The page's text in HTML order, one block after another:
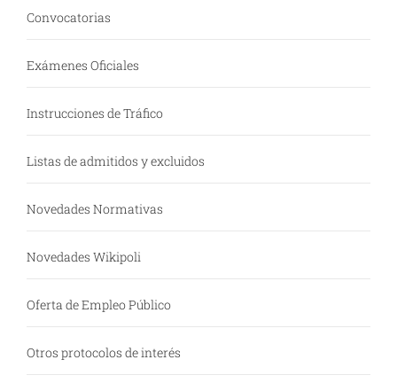
Convocatorias
Exámenes Oficiales
Instrucciones de Tráfico
Listas de admitidos y excluidos
Novedades Normativas
Novedades Wikipoli
Oferta de Empleo Público
Otros protocolos de interés